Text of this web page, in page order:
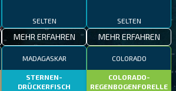
SELTEN
MEHR ERFAHREN
SELTEN
MEHR ERFAHREN
MADAGASKAR
STERNEN-
DRÜCKERFISCH
COLORADO
COLORADO-
REGENBOGENFORELLE